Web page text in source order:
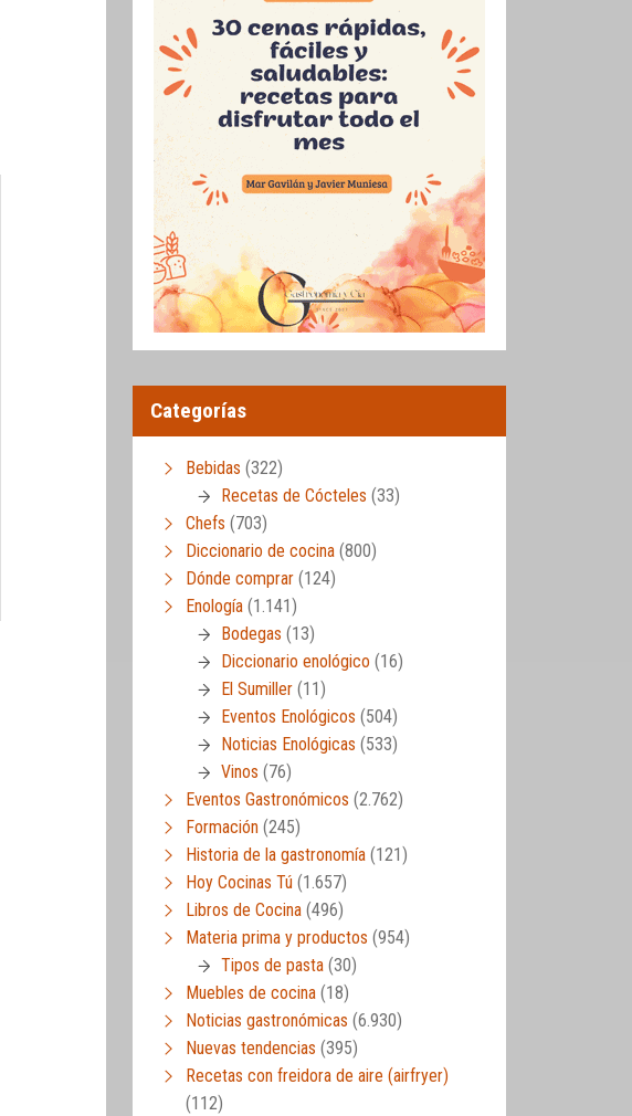
Categorías
Bebidas (322)
Recetas de Cócteles (33)
Chefs (703)
Diccionario de cocina (800)
Dónde comprar (124)
Enología (1.141)
Bodegas (13)
Diccionario enológico (16)
El Sumiller (11)
Eventos Enológicos (504)
Noticias Enológicas (533)
Vinos (76)
Eventos Gastronómicos (2.762)
Formación (245)
Historia de la gastronomía (121)
Hoy Cocinas Tú (1.657)
Libros de Cocina (496)
Materia prima y productos (954)
Tipos de pasta (30)
Muebles de cocina (18)
Noticias gastronómicas (6.930)
Nuevas tendencias (395)
Recetas con freidora de aire (airfryer)
(112)